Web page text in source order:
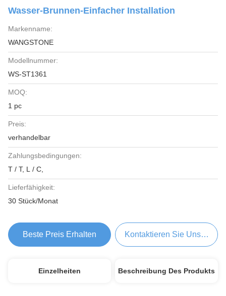
Wasser-Brunnen-Einfacher Installation
Markenname:
WANGSTONE
Modellnummer:
WS-ST1361
MOQ:
1 pc
Preis:
verhandelbar
Zahlungsbedingungen:
T / T, L / C,
Lieferfähigkeit:
30 Stück/Monat
Beste Preis Erhalten Kontaktieren Sie Uns Jetzt
Einzelheiten Beschreibung Des Produkts